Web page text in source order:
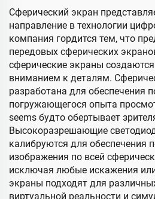
дисплей
Сферический экран
направление в технологии
компания гордится тем, что
передовых сферических
сферические экраны
вниманием к деталям.
разработана для обеспечения
погружающегося опыта
seems будто обертывает
Высокоразрешающие
калибруются для обеспечения
изображения по всей
исключая любые искажения
экраны подходят для
виртуальной реальности и